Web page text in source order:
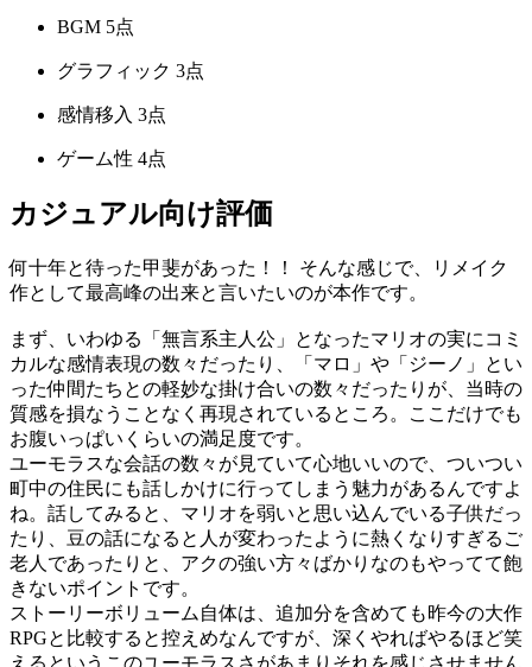
BGM 5点
グラフィック 3点
感情移入 3点
ゲーム性 4点
カジュアル向け評価
何十年と待った甲斐があった！！ そんな感じで、リメイク
作として最高峰の出来と言いたいのが本作です。
まず、いわゆる「無言系主人公」となったマリオの実にコミ
カルな感情表現の数々だったり、「マロ」や「ジーノ」とい
った仲間たちとの軽妙な掛け合いの数々だったりが、当時の
質感を損なうことなく再現されているところ。ここだけでも
お腹いっぱいくらいの満足度です。
ユーモラスな会話の数々が見ていて心地いいので、ついつい
町中の住民にも話しかけに行ってしまう魅力があるんですよ
ね。話してみると、マリオを弱いと思い込んでいる子供だっ
たり、豆の話になると人が変わったように熱くなりすぎるご
老人であったりと、アクの強い方々ばかりなのもやってて飽
きないポイントです。
ストーリーボリューム自体は、追加分を含めても昨今の大作
RPGと比較すると控えめなんですが、深くやればやるほど笑